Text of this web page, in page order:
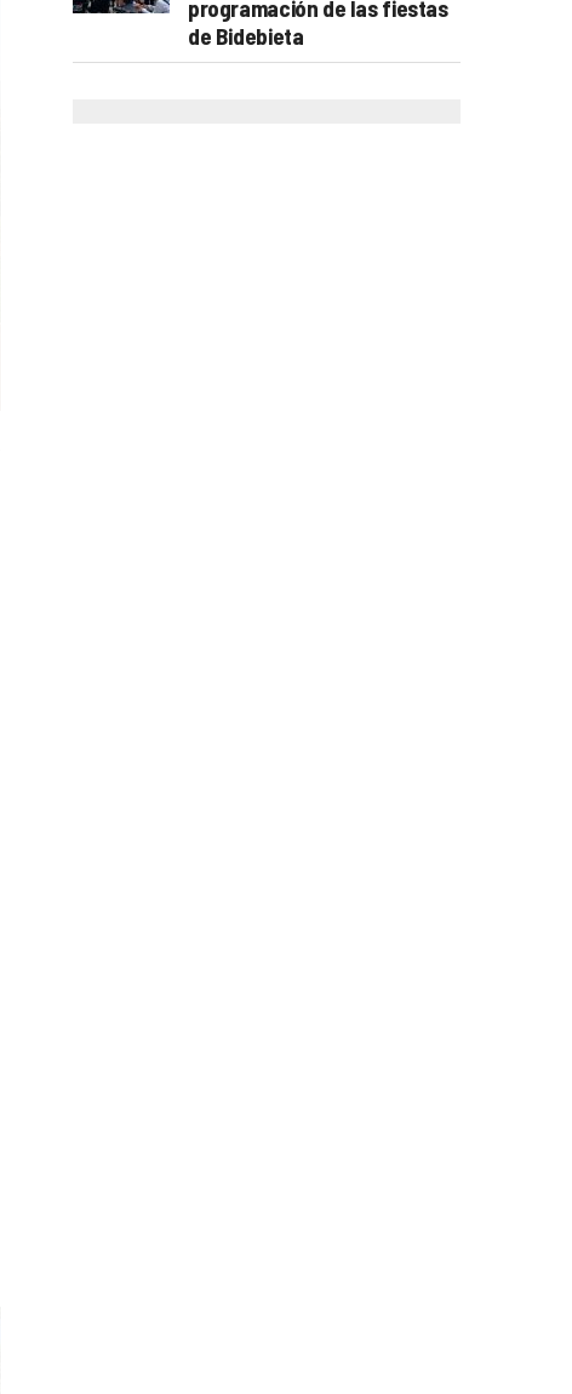
programación de las fiestas
de Bidebieta